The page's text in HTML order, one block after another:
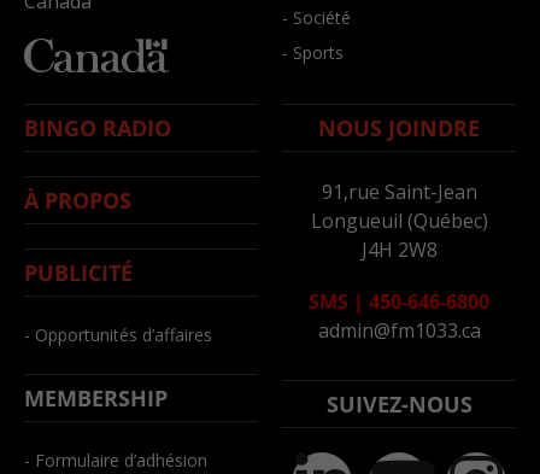
- Société
- Sports
BINGO RADIO
À PROPOS
PUBLICITÉ
- Opportunités d’affaires
MEMBERSHIP
- Formulaire d’adhésion
NOUS JOINDRE
91,rue Saint-Jean
Longueuil (Québec)
J4H 2W8
SMS | 450-646-6800
admin@fm1033.ca
SUIVEZ-NOUS